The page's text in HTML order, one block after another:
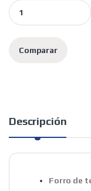
LS2 guantes
Comparar
Descripción
Forro de